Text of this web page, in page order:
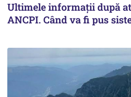
Ultimele informații după
ANCPI. Când va fi pus